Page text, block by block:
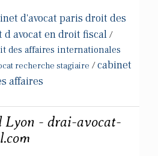
d'avocat paris droit des
d avocat en droit fiscal /
des affaires internationales
recherche stagiaire /cabinet
affaires
Lyon - drai-avocat-